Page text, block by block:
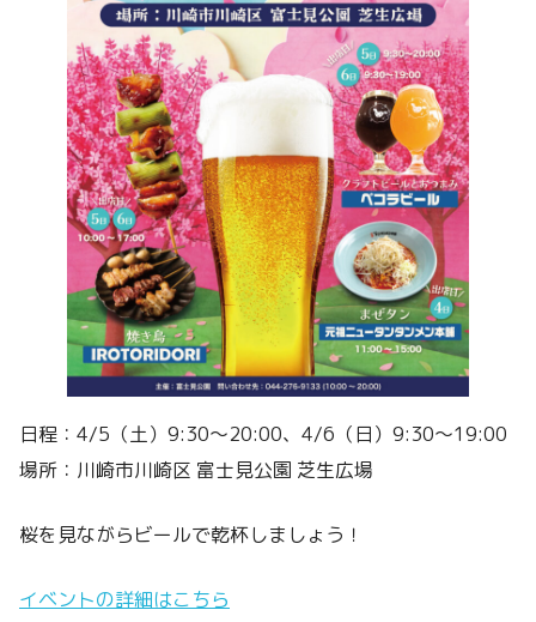
日程：4/5（土）9:30〜20:00、4/6（日）9:30〜19:00
場所：川崎市川崎区 富士見公園 芝生広場
桜を見ながらビールで乾杯しましょう！
イベントの詳細はこちら